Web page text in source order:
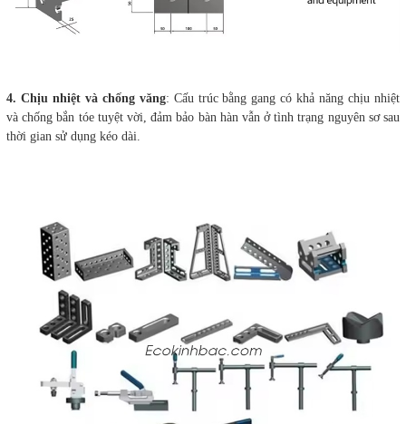
4. Chịu nhiệt và chống văng: Cấu trúc bằng gang có khả năng chịu nhiệt
và chống bắn tóe tuyệt vời, đảm bảo bàn hàn vẫn ở tình trạng nguyên sơ sau
thời gian sử dụng kéo dài.